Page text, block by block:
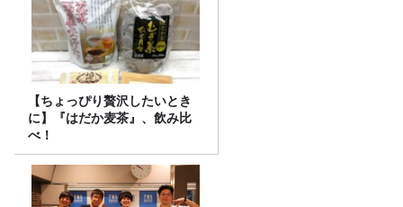
【ちょっぴり贅沢したいとき
に】『はだか麦茶』、飲み比
べ！